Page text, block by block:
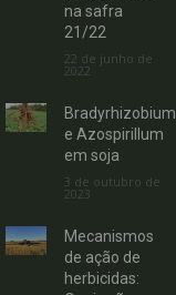
na safra
21/22
22 de junho de
2022
Bradyrhizobium
e Azospirillum
em soja
3 de outubro de
2023
Mecanismos
de ação de
herbicidas: